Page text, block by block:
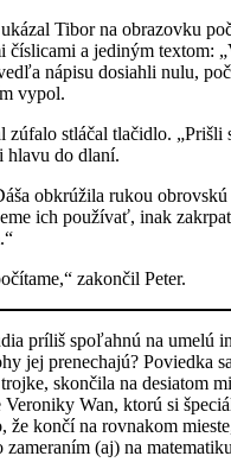
Tibor na obrazovku
číslicami a jediným textom:
nápisu dosiahli nulu,
vypol.
zúfalo stláčal tlačidlo. „Prišli
hlavu do dlaní.
obkrúžila rukou
ich používať, inak
zakončil Peter.
príliš spoľahnú na umelú
jej prenechajú? Poviedka
skončila na desiatom
Wan, ktorú si
že končí na rovnakom
zameraním (aj) na